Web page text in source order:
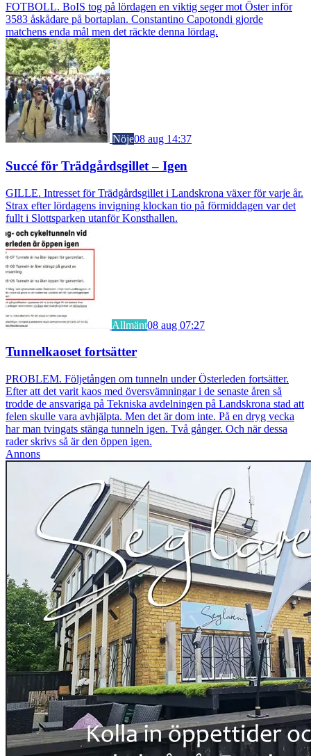
FOTBOLL. BoIS tog på lördagen en viktig seger mot Öster inför
3583 åskådare på bortaplan. Constantino Capotondi gjorde
matchens enda mål men det räckte denna lördag.
Nöje08 aug 14:37
Succé för Trädgårdsgillet – Igen
GILLE. Intresset för Trädgårdsgillet i Landskrona växer för varje år.
Strax efter lördagens invigning klockan tio på förmiddagen var det
fullt i Slottsparken utanför Konsthallen.
Allmänt08 aug 07:27
Tunnelkaoset fortsätter
PROBLEM. Följetången om tunneln under Österleden fortsätter.
Efter att det varit kaos med översvämningar i de senaste åren så
trodde de ansvariga på Tekniska avdelningen på Landskrona stad att
felen skulle vara avhjälpta. Men det är dom inte. På en dryg vecka
har man tvingats stänga tunneln igen. Två gånger. Och när dessa
rader skrivs så är den öppen igen.
Annons